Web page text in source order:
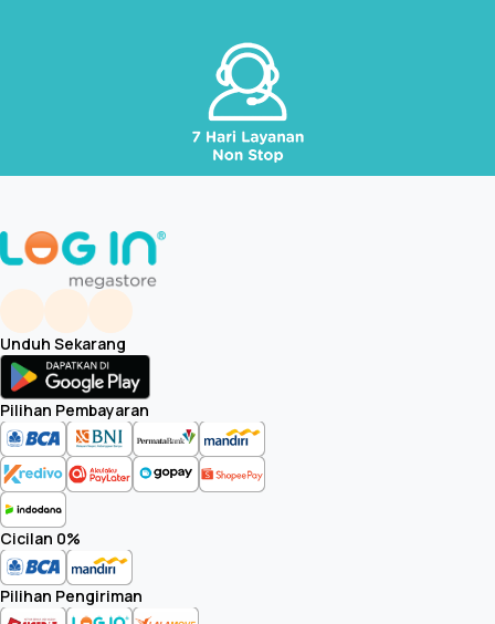
Unduh Sekarang
Pilihan Pembayaran
Cicilan 0%
Pilihan Pengiriman